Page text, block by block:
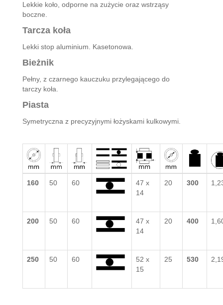
Lekkie koło, odporne na zużycie oraz wstrząsy
boczne.
Tarcza koła
Lekki stop aluminium. Kasetonowa.
Bieżnik
Pełny, z czarnego kauczuku przylegającego do
tarczy koła.
Piasta
Symetryczna z precyzyjnymi łożyskami kulkowymi.
160 50 60
47 x
14
20 300
200 50 60
47 x
14
20 400
250 50 60
52 x
15
25 530